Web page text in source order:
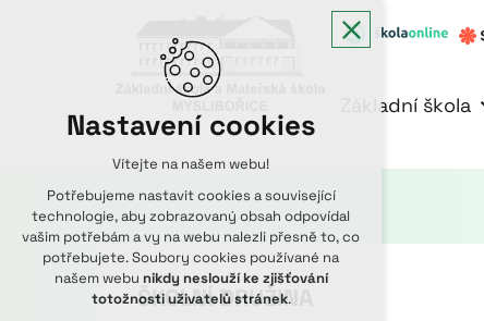
Základní škola
ŠKOLNÍ DRUŽINA
Nastavení cookies
Vítejte na našem webu!
Potřebujeme nastavit cookies a související
technologie, aby zobrazovaný obsah odpovídal
vašim potřebám a vy na webu nalezli přesně to, co
potřebujete. Soubory cookies používané na
našem webu nikdy neslouží ke zjišťování
totožnosti uživatelů stránek.